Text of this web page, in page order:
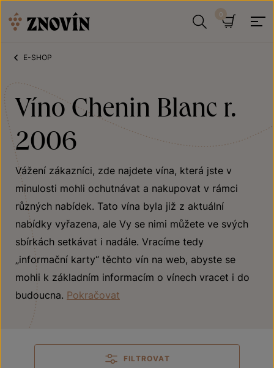
E-SHOP
Víno Chenin Blanc r.
2006
Vážení zákazníci, zde najdete vína, která jste v
minulosti mohli ochutnávat a nakupovat v rámci
různých nabídek. Tato vína byla již z aktuální
nabídky vyřazena, ale Vy se nimi můžete ve svých
sbírkách setkávat i nadále. Vracíme tedy
„informační karty“ těchto vín na web, abyste se
mohli k základním informacím o vínech vracet i do
budoucna. Pokračovat
FILTROVAT